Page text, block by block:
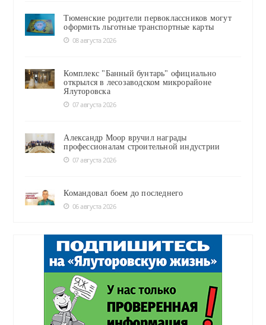
Тюменские родители первоклассников могут
оформить льготные транспортные карты
08 августа 2026
Комплекс "Банный бунтарь" официально
открылся в лесозаводском микрорайоне
Ялуторовска
07 августа 2026
Александр Моор вручил награды
профессионалам строительной индустрии
07 августа 2026
Командовал боем до последнего
06 августа 2026